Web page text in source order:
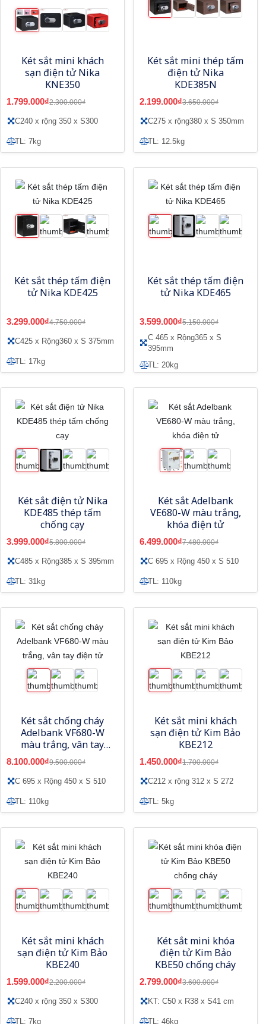
Két sắt mini khách
sạn điện tử Nika
KNE350
1.799.000₫2.300.000₫
C240 x rộng 350 x S300
TL: 7kg
Két sắt mini thép tấm
điện tử Nika
KDE385N
2.199.000₫3.650.000₫
C275 x rộng380 x S 350mm
TL: 12.5kg
Két sắt thép tấm điện
tử Nika KDE425
3.299.000₫4.750.000₫
C425 x Rộng360 x S 375mm
TL: 17kg
Két sắt thép tấm điện
tử Nika KDE465
3.599.000₫5.150.000₫
C 465 x Rộng365 x S
395mm
TL: 20kg
Két sắt điện tử Nika
KDE485 thép tấm
chống cạy
3.999.000₫5.800.000₫
C485 x Rộng385 x S 395mm
TL: 31kg
Két sắt Adelbank
VE680-W màu trắng,
khóa điện tử
6.499.000₫7.480.000₫
C 695 x Rộng 450 x S 510
TL: 110kg
Két sắt chống cháy
Adelbank VF680-W
màu trắng, vân tay
điện tử
8.100.000₫9.500.000₫
C 695 x Rộng 450 x S 510
TL: 110kg
Két sắt mini khách
sạn điện tử Kim Bảo
KBE212
1.450.000₫1.700.000₫
C212 x rộng 312 x S 272
TL: 5kg
Két sắt mini khách
sạn điện tử Kim Bảo
KBE240
1.599.000₫2.200.000₫
C240 x rộng 350 x S300
TL: 7kg
Két sắt mini khóa
điện tử Kim Bảo
KBE50 chống cháy
2.799.000₫3.600.000₫
KT: C50 x R38 x S41 cm
TL: 46kg